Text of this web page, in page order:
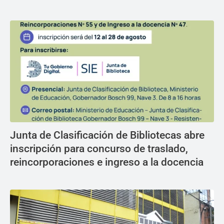
Junta de Clasificación de Bibliotecas abre
inscripción para concurso de traslado,
reincorporaciones e ingreso a la docencia